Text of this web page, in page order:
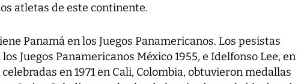
atletas de este continente.
Panamá en los Juegos Panamericanos. Los pesistas
los Juegos Panamericanos México 1955, e Idelfonso Lee, en
en 1971 en Cali, Colombia, obtuvieron medallas